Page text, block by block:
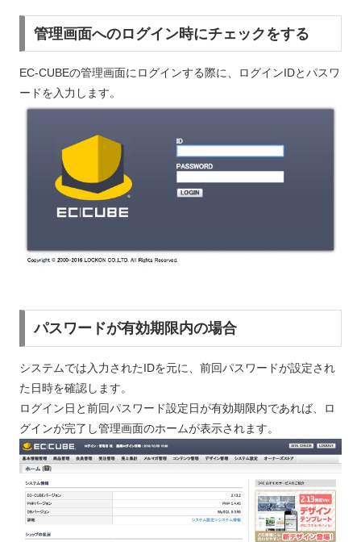
管理画面へのログイン時にチェックをする
EC-CUBEの管理画面にログインする際に、ログインIDとパスワ
ードを入力します。
パスワードが有効期限内の場合
システムでは入力されたIDを元に、前回パスワードが設定され
た日時を確認します。
ログイン日と前回パスワード設定日が有効期限内であれば、ロ
グインが完了し管理画面のホームが表示されます。